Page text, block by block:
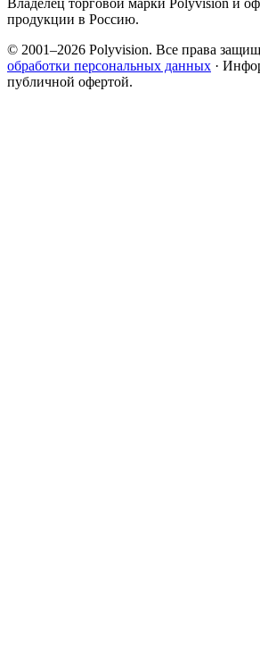
Владелец торговой марки Polyvision и
продукции в Россию.
© 2001–2026 Polyvision. Все права
обработки персональных данных ·
публичной офертой.